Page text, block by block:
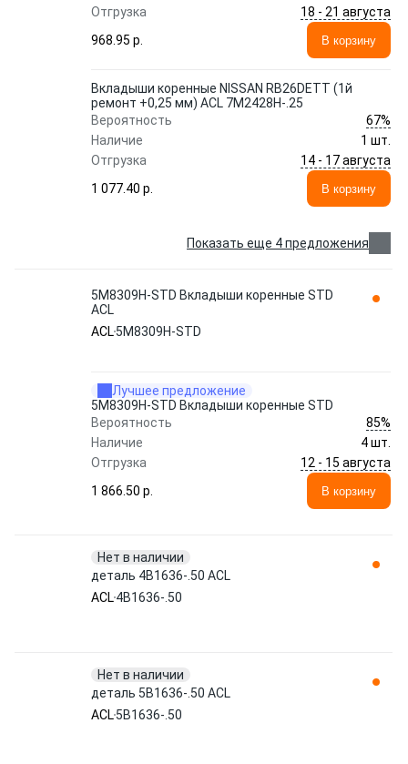
Отгрузка
18 - 21 августа
968.95 p.
В корзину
Вкладыши коренные NISSAN RB26DETT (1й
ремонт +0,25 мм) ACL 7M2428H-.25
Вероятность
67%
Наличие
1 шт.
Отгрузка
14 - 17 августа
1 077.40 p.
В корзину
Показать еще 4 предложения
5M8309H-STD Вкладыши коренные STD
ACL
ACL5M8309H-STD
Лучшее предложение
5M8309H-STD Вкладыши коренные STD
Вероятность
85%
Наличие
4 шт.
Отгрузка
12 - 15 августа
1 866.50 p.
В корзину
Нет в наличии
деталь 4B1636-.50 ACL
ACL4B1636-.50
Нет в наличии
деталь 5B1636-.50 ACL
ACL5B1636-.50